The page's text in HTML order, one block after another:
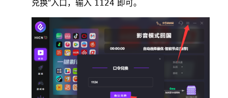
兑换”入口，输入 1124 即可。